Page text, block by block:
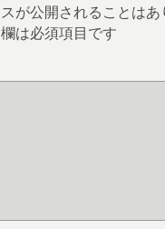
が公開されることはあ
は必須項目です